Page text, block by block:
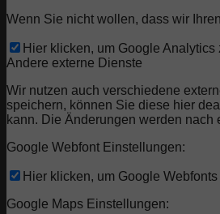
Wenn Sie nicht wollen, dass wir
Hier klicken, um Google
Andere externe Dienste
Wir nutzen auch verschiedene
speichern, können Sie diese hier
kann. Die Änderungen werden
Google Webfont Einstellungen:
Hier klicken, um Google
Google Maps Einstellungen: